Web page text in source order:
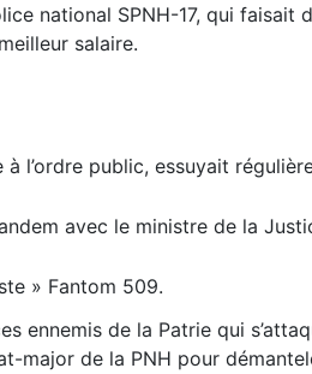
national SPNH-17, qui faisait
salaire.
l’ordre public, essuyait
avec le ministre de la
» Fantom 509.
ennemis de la Patrie qui
major de la PNH pour